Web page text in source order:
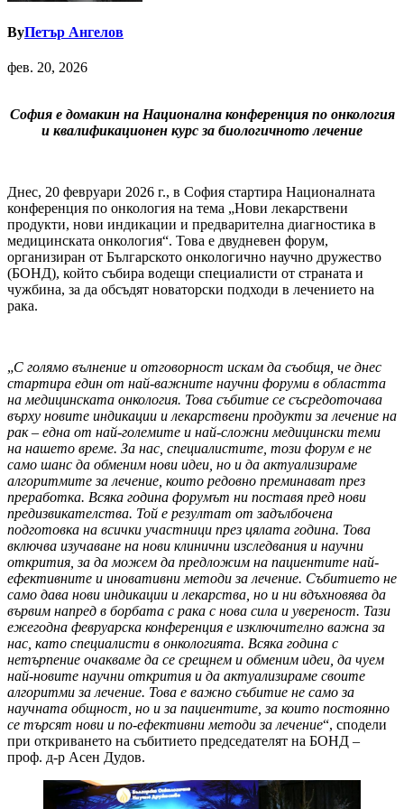
ByПетър Ангелов
фев. 20, 2026
София е домакин на Национална конференция по онкология
и квалификационен курс за биологичното лечение
Днес, 20 февруари 2026 г., в София стартира Националната
конференция по онкология на тема „Нови лекарствени
продукти, нови индикации и предварителна диагностика в
медицинската онкология“. Това е двудневен форум,
организиран от Българското онкологично научно дружество
(БОНД), който събира водещи специалисти от страната и
чужбина, за да обсъдят новаторски подходи в лечението на
рака.
„С голямо вълнение и отговорност искам да съобщя, че днес
стартира един от най-важните научни форуми в областта
на медицинската онкология. Това събитие се съсредоточава
върху новите индикации и лекарствени продукти за лечение на
рак – една от най-големите и най-сложни медицински теми
на нашето време. За нас, специалистите, този форум е не
само шанс да обменим нови идеи, но и да актуализираме
алгоритмите за лечение, които редовно преминават през
преработка. Всяка година форумът ни поставя пред нови
предизвикателства. Той е резултат от задълбочена
подготовка на всички участници през цялата година. Това
включва изучаване на нови клинични изследвания и научни
открития, за да можем да предложим на пациентите най-
ефективните и иновативни методи за лечение. Събитието не
само дава нови индикации и лекарства, но и ни вдъхновява да
вървим напред в борбата с рака с нова сила и увереност. Тази
ежегодна февруарска конференция е изключително важна за
нас, като специалисти в онкологията. Всяка година с
нетърпение очакваме да се срещнем и обменим идеи, да чуем
най-новите научни открития и да актуализираме своите
алгоритми за лечение. Това е важно събитие не само за
научната общност, но и за пациентите, за които постоянно
се търсят нови и по-ефективни методи за лечение“, сподели
при откриването на събитието председателят на БОНД –
проф. д-р Асен Дудов.